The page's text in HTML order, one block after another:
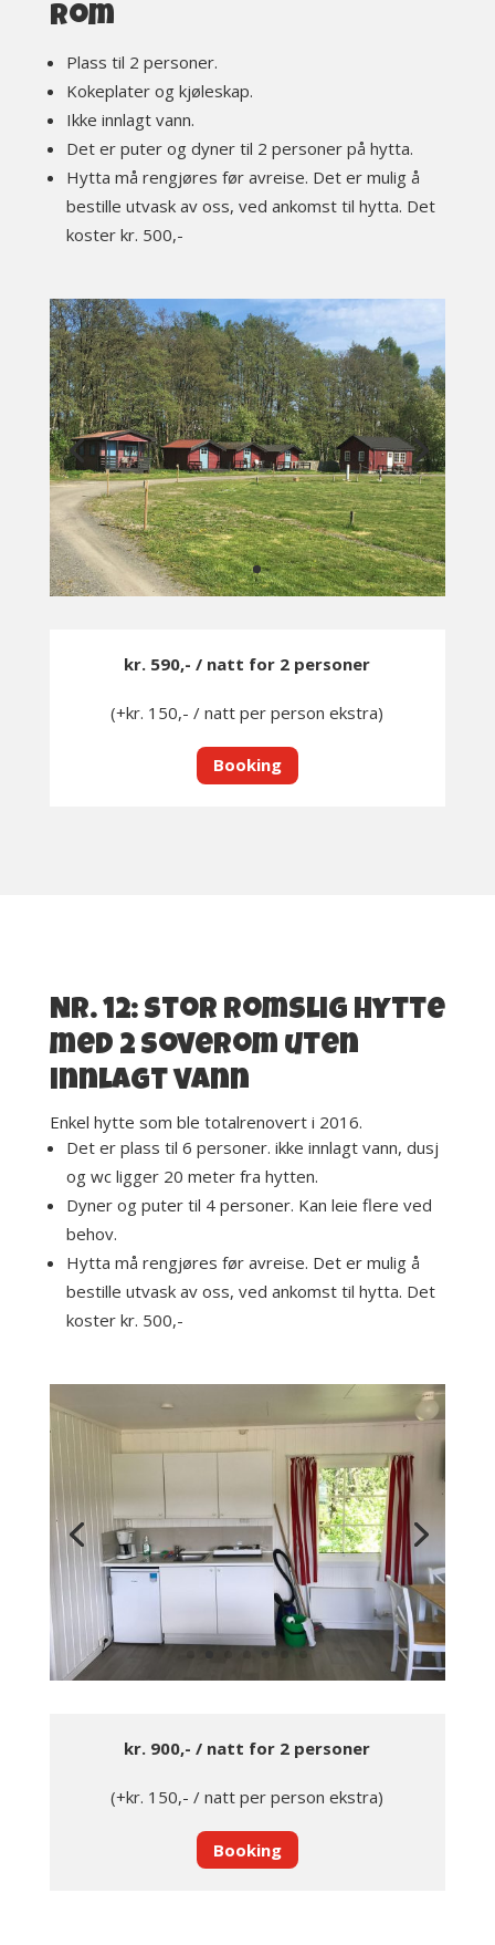
rom
Plass til 2 personer.
Kokeplater og kjøleskap.
Ikke innlagt vann.
Det er puter og dyner til 2 personer på hytta.
Hytta må rengjøres før avreise. Det er mulig å
bestille utvask av oss, ved ankomst til hytta. Det
koster kr. 500,-
kr. 590,- / natt for 2 personer
(+kr. 150,- / natt per person ekstra)
Booking
Nr. 12: stor romslig hytte
med 2 soverom uten
innlagt vann
Enkel hytte som ble totalrenovert i 2016.
Det er plass til 6 personer. ikke innlagt vann, dusj
og wc ligger 20 meter fra hytten.
Dyner og puter til 4 personer. Kan leie flere ved
behov.
Hytta må rengjøres før avreise. Det er mulig å
bestille utvask av oss, ved ankomst til hytta. Det
koster kr. 500,-
kr. 900,- / natt for 2 personer
(+kr. 150,- / natt per person ekstra)
Booking